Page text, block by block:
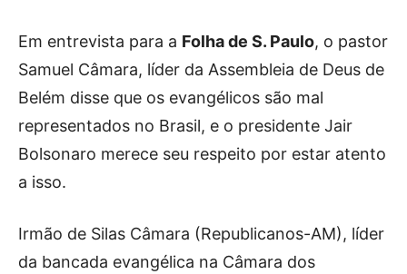
Em entrevista para a Folha de S. Paulo, o pastor
Samuel Câmara, líder da Assembleia de Deus de
Belém disse que os evangélicos são mal
representados no Brasil, e o presidente Jair
Bolsonaro merece seu respeito por estar atento
a isso.
Irmão de Silas Câmara (Republicanos-AM), líder
da bancada evangélica na Câmara dos